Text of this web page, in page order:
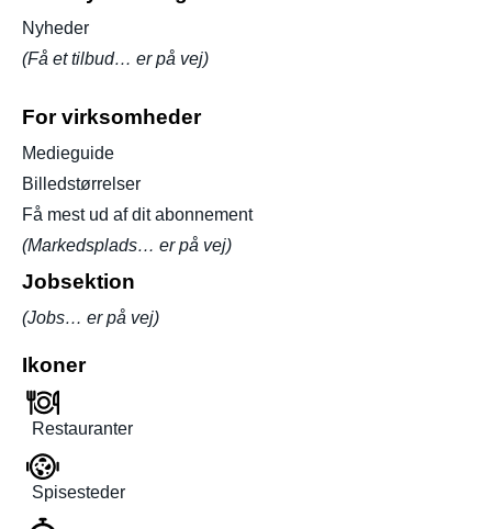
Nyheder
(Få et tilbud… er på vej)
For virksomheder
Medieguide
Billedstørrelser
Få mest ud af dit abonnement
(Markedsplads… er på vej)
Jobsektion
(Jobs… er på vej)
Ikoner
Restauranter
Spisesteder